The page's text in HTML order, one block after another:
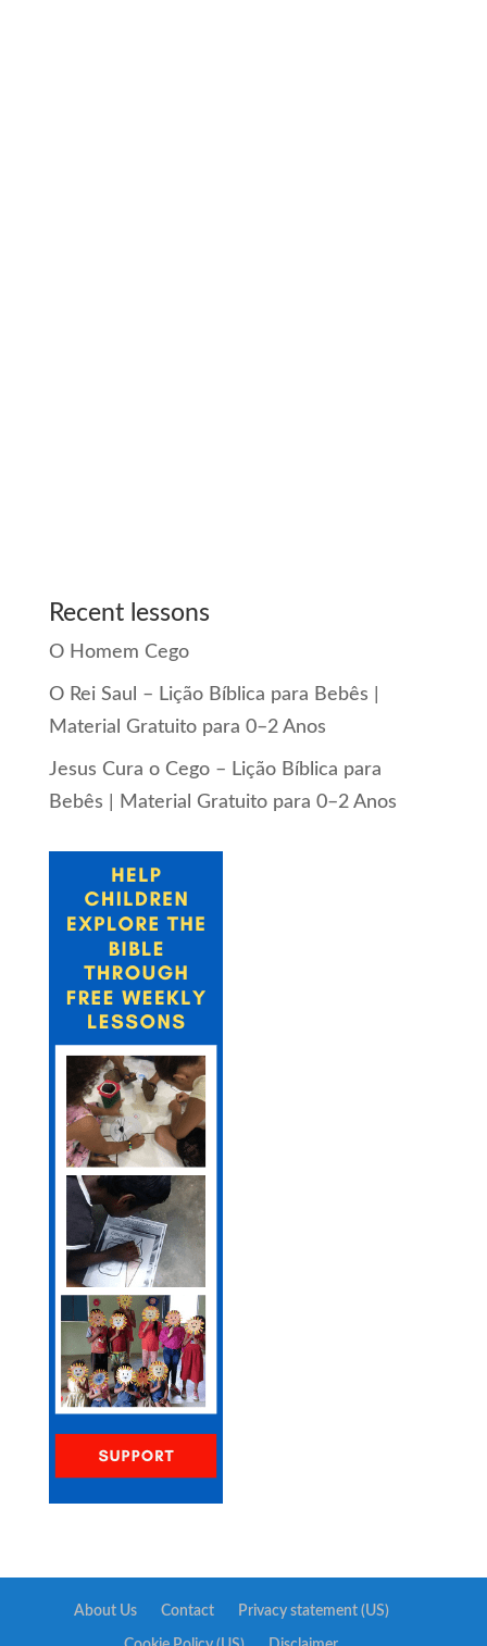
Recent lessons
O Homem Cego
O Rei Saul – Lição Bíblica para Bebês |
Material Gratuito para 0–2 Anos
Jesus Cura o Cego – Lição Bíblica para
Bebês | Material Gratuito para 0–2 Anos
About Us Contact Privacy statement (US)